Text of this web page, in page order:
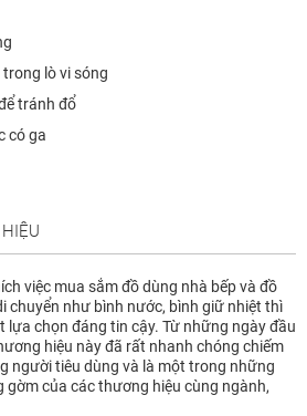
lò vi sóng
tránh đổ
có ga
việc mua sắm đồ dùng nhà bếp và đồ
chuyển như bình nước, bình giữ nhiệt thì
lựa chọn đáng tin cậy. Từ những ngày đầu
hiệu này đã rất nhanh chóng chiếm
người tiêu dùng và là một trong những
của các thương hiệu cùng ngành,